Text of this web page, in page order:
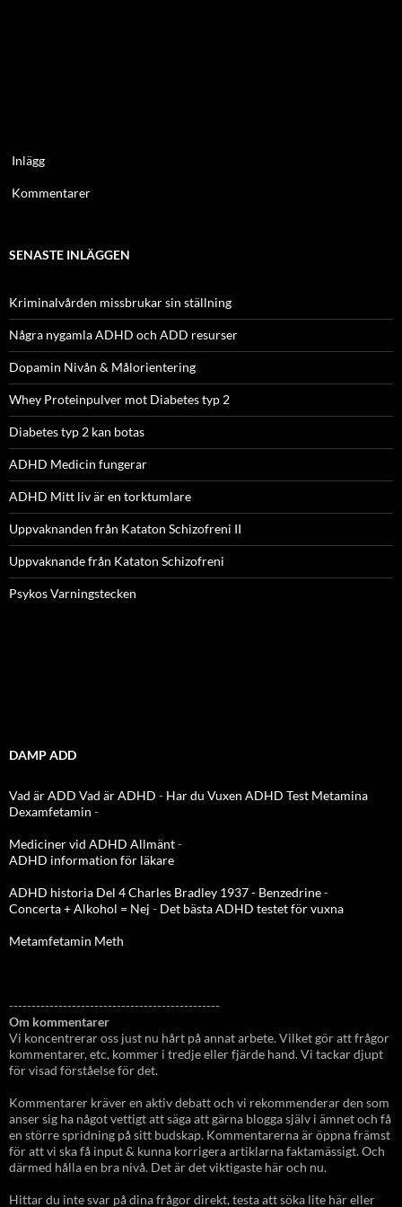
Inlägg
Kommentarer
SENASTE INLÄGGEN
Kriminalvården missbrukar sin ställning
Några nygamla ADHD och ADD resurser
Dopamin Nivån & Målorientering
Whey Proteinpulver mot Diabetes typ 2
Diabetes typ 2 kan botas
ADHD Medicin fungerar
ADHD Mitt liv är en torktumlare
Uppvaknanden från Kataton Schizofreni II
Uppvaknande från Kataton Schizofreni
Psykos Varningstecken
DAMP ADD
Vad är ADD Vad är ADHD - Har du Vuxen ADHD Test Metamina
Dexamfetamin -
Mediciner vid ADHD Allmänt-
ADHD information för läkare
ADHD historia Del 4 Charles Bradley 1937 - Benzedrine-
Concerta + Alkohol = Nej - Det bästa ADHD testet för vuxna
Metamfetamin Meth
-----------------------------------------------
Om kommentarer
Vi koncentrerar oss just nu hårt på annat arbete. Vilket gör att frågor
kommentarer, etc, kommer i tredje eller fjärde hand. Vi tackar djupt
för visad förståelse för det.
Kommentarer kräver en aktiv debatt och vi rekommenderar den som
anser sig ha något vettigt att säga att gärna blogga själv i ämnet och få
en större spridning på sitt budskap. Kommentarerna är öppna främst
för att vi ska få input & kunna korrigera artiklarna faktamässigt. Och
därmed hålla en bra nivå. Det är det viktigaste här och nu.
Hittar du inte svar på dina frågor direkt, testa att söka lite här eller